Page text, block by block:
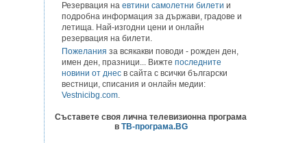
Резервация на евтини самолетни билети и
подробна информация за държави, градове и
летища. Най-изгодни цени и онлайн
резервация на билети.
Пожелания за всякакви поводи - рожден ден,
имен ден, празници... Вижте последните
новини от днес в сайта с всички български
вестници, списания и онлайн медии:
Vestnicibg.com.
Съставете своя лична телевизионна програма
в ТВ-програма.BG